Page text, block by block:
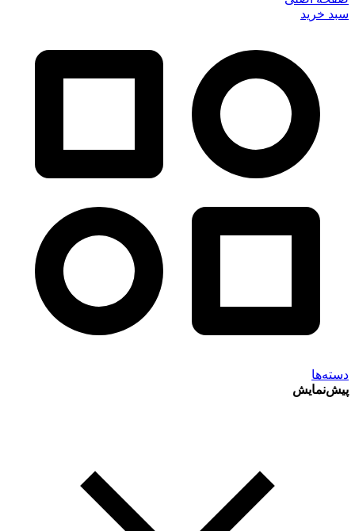
سبد خرید
دسته‌ها
پیش‌نمایش